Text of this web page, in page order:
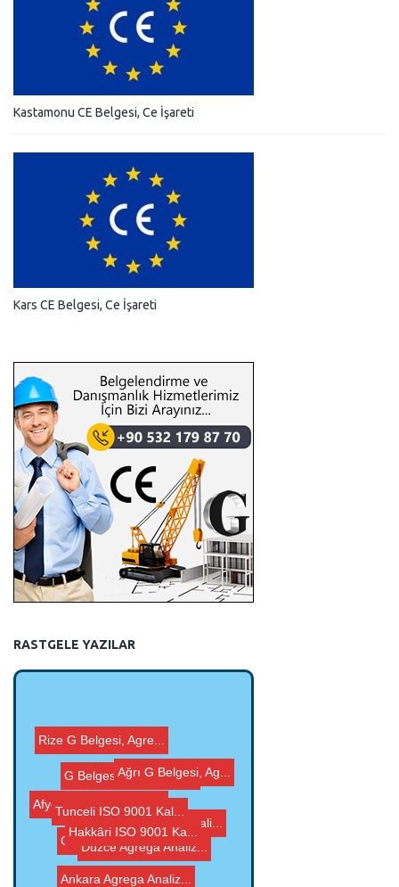
Kastamonu CE Belgesi, Ce İşareti
Kars CE Belgesi, Ce İşareti
RASTGELE YAZILAR
Kocaeli Agrega Anali...
Afyonkarahisar Agreg...
Tunceli ISO 9001 Kal...
Düzce Agrega Analiz...
Ankara Agrega Analiz...
G Belgesi, Agrega CE...
Hakkâri ISO 9001 Ka...
Ağrı G Belgesi, Ag...